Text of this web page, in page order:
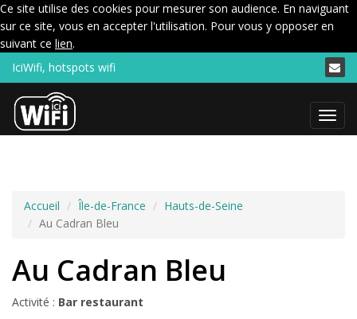
Ce site utilise des cookies pour mesurer son audience. En naviguant
sur ce site, vous en accepter l'utilisation. Pour vous y opposer en
suivant ce lien.
IciWifi, hotspots wifi
Menu
Accueil Île-de-France
Hauts-de-Seine
Au Cadran Bleu
Au Cadran Bleu
Activité : Bar restaurant